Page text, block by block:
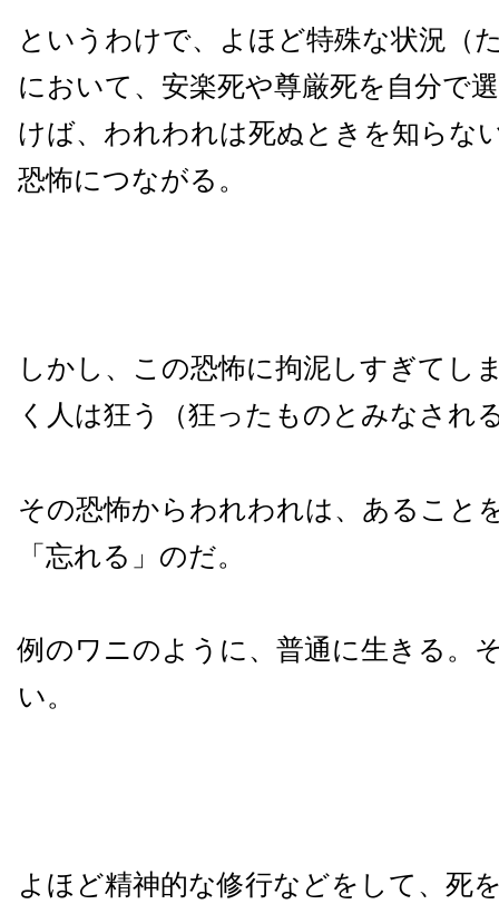
というわけで、よほど特殊な状況（
において、安楽死や尊厳死を自分で
けば、われわれは死ぬときを知らな
恐怖につながる。
しかし、この恐怖に拘泥しすぎてし
く人は狂う（狂ったものとみなされ
その恐怖からわれわれは、あること
「忘れる」のだ。
例のワニのように、普通に生きる。
い。
よほど精神的な修行などをして、死